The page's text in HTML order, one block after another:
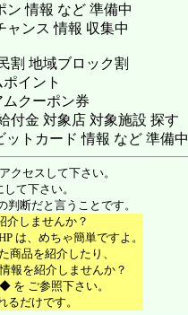
ン 情報 など 準備中
ャンス 情報 収集中
割 地域ブロック割
イント
クーポン券
付金 対象店 対象施設 探す
トカード 情報 など 準備中
クセスして下さい。
て下さい。
断だと言うことです。
介しませんか？
は、めちゃ簡単ですよ。
商品を紹介したり、
報を紹介しませんか？
◆ を ご参照下さい。
るだけです。